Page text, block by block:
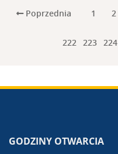
Poprzednia 1 2
222 223 224
GODZINY OTWARCIA